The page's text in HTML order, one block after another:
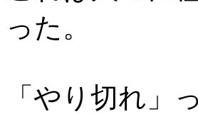
った。
「やり切れ」